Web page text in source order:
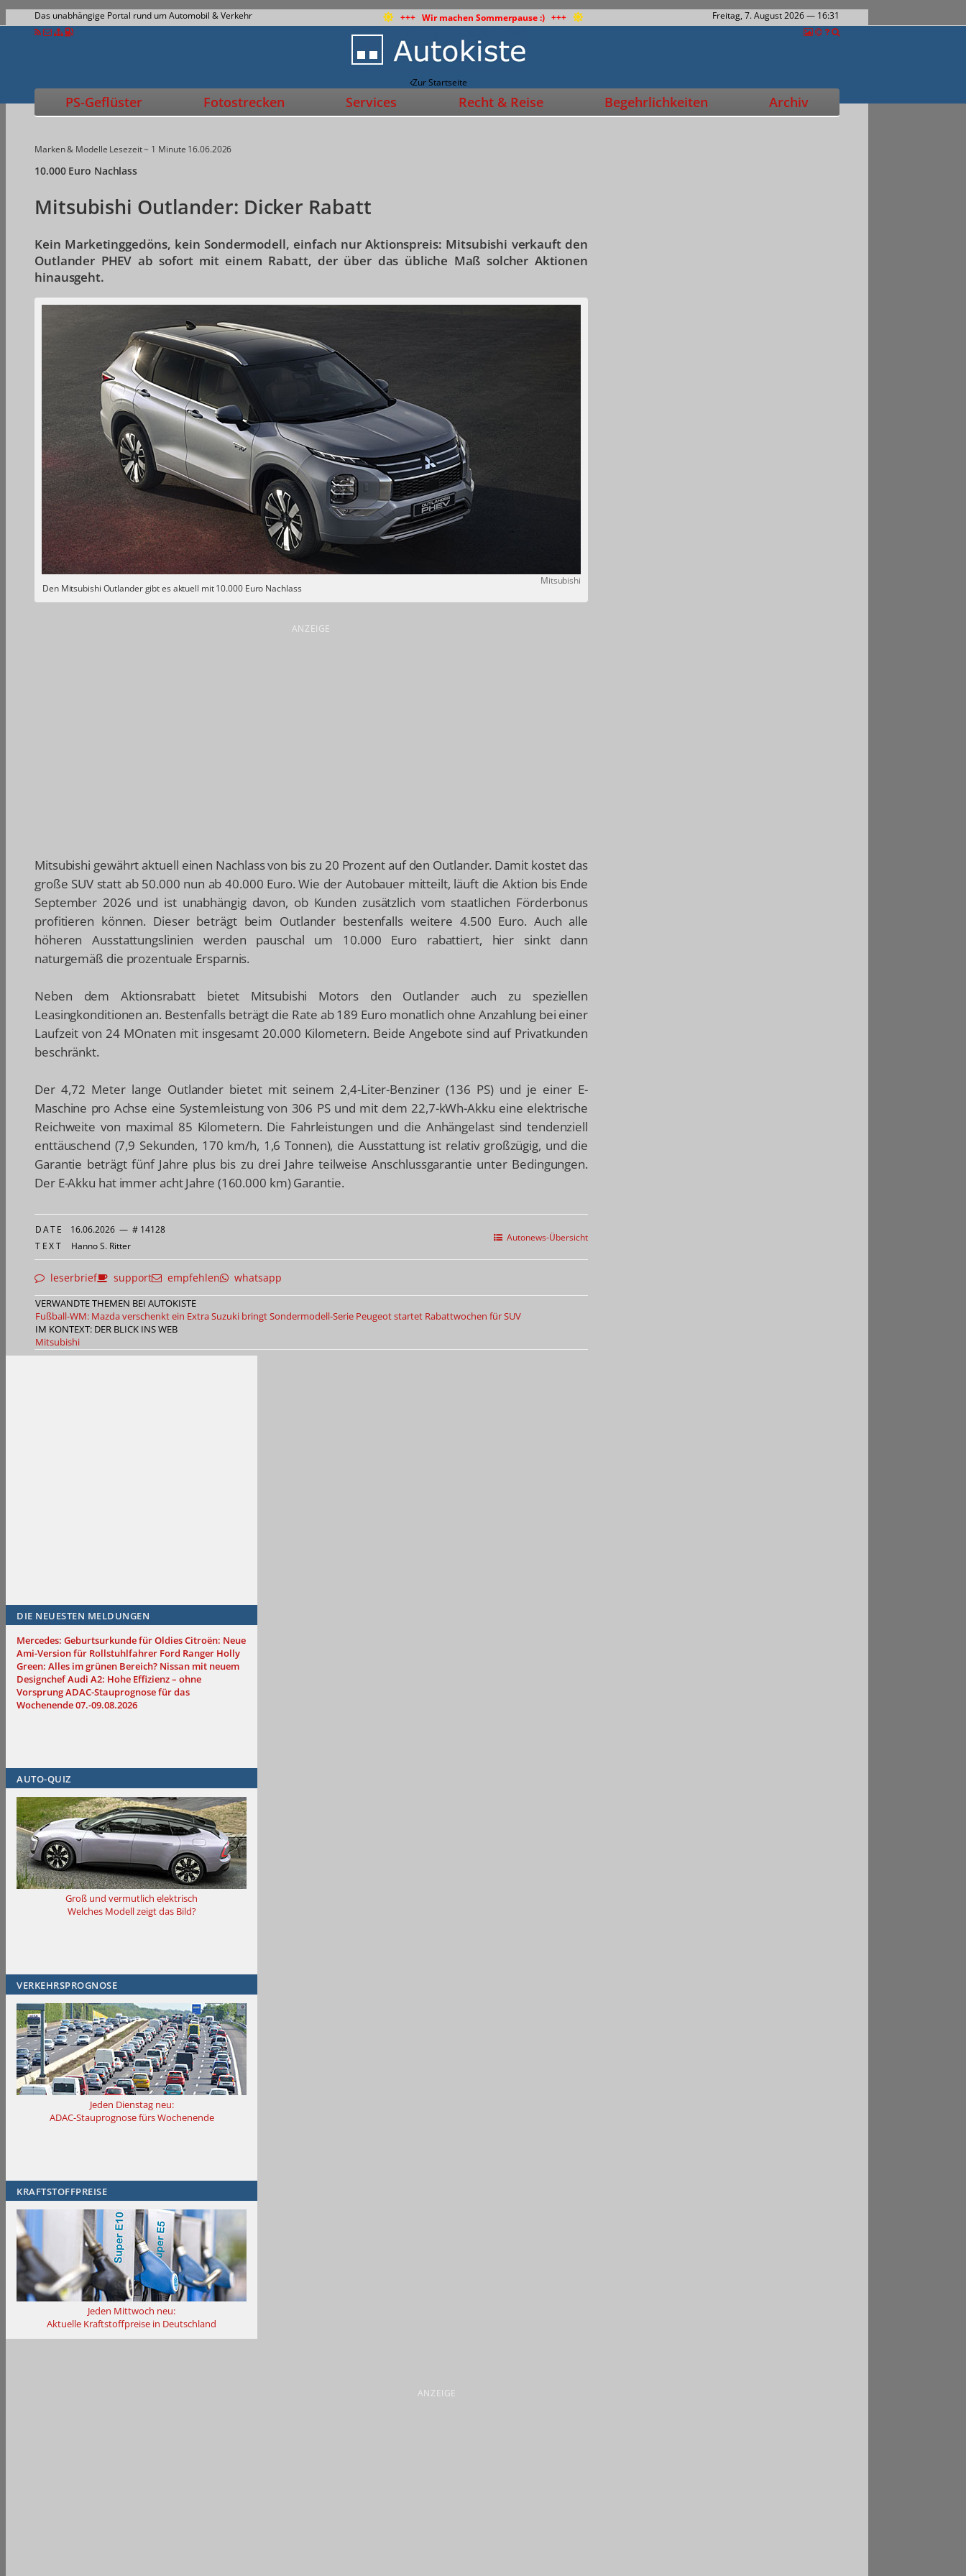
Das unabhängige Portal rund um Automobil & Verkehr +++ Wir machen Sommerpause :) +++ Freitag, 7. August 2026— 16:31
Zur Startseite
PS-Geflüster Fotostrecken Services Recht & Reise Begehrlichkeiten Archiv
Marken & Modelle Lesezeit ~ 1 Minute 16.06.2026
10.000 Euro Nachlass
Mitsubishi Outlander: Dicker Rabatt
Kein Marketinggedöns, kein Sondermodell, einfach nur Aktionspreis: Mitsubishi verkauft den
Outlander PHEV ab sofort mit einem Rabatt, der über das übliche Maß solcher Aktionen
hinausgeht.
Mitsubishi
Den Mitsubishi Outlander gibt es aktuell mit 10.000 Euro Nachlass
ANZEIGE
Mitsubishi gewährt aktuell einen Nachlass von bis zu 20 Prozent auf den Outlander. Damit kostet das
große SUV statt ab 50.000 nun ab 40.000 Euro. Wie der Autobauer mitteilt, läuft die Aktion bis Ende
September 2026 und ist unabhängig davon, ob Kunden zusätzlich vom staatlichen Förderbonus
profitieren können. Dieser beträgt beim Outlander bestenfalls weitere 4.500 Euro. Auch alle
höheren Ausstattungslinien werden pauschal um 10.000 Euro rabattiert, hier sinkt dann
naturgemäß die prozentuale Ersparnis.
Neben dem Aktionsrabatt bietet Mitsubishi Motors den Outlander auch zu speziellen
Leasingkonditionen an. Bestenfalls beträgt die Rate ab 189 Euro monatlich ohne Anzahlung bei einer
Laufzeit von 24 MOnaten mit insgesamt 20.000 Kilometern. Beide Angebote sind auf Privatkunden
beschränkt.
Der 4,72 Meter lange Outlander bietet mit seinem 2,4-Liter-Benziner (136 PS) und je einer E-
Maschine pro Achse eine Systemleistung von 306 PS und mit dem 22,7-kWh-Akku eine elektrische
Reichweite von maximal 85 Kilometern. Die Fahrleistungen und die Anhängelast sind tendenziell
enttäuschend (7,9 Sekunden, 170 km/h, 1,6 Tonnen), die Ausstattung ist relativ großzügig, und die
Garantie beträgt fünf Jahre plus bis zu drei Jahre teilweise Anschlussgarantie unter Bedingungen.
Der E-Akku hat immer acht Jahre (160.000 km) Garantie.
Autonews-Übersicht
DATE 16.06.2026 — # 14128
TEXT Hanno S. Ritter
leserbrief support empfehlen whatsapp
VERWANDTE THEMEN BEI AUTOKISTE
Fußball-WM: Mazda verschenkt ein ExtraSuzuki bringt Sondermodell-Serie Peugeot startet Rabattwochen für SUV
IM KONTEXT: DER BLICK INS WEB
Mitsubishi
DIE NEUESTEN MELDUNGEN
Mercedes: Geburtsurkunde für OldiesCitroën: Neue
Ami-Version für Rollstuhlfahrer Ford Ranger Holly
Green: Alles im grünen Bereich? Nissan mit neuem
DesignchefAudi A2: Hohe Effizienz – ohne
VorsprungADAC-Stauprognose für das
Wochenende 07.-09.08.2026
AUTO-QUIZ
Groß und vermutlich elektrisch
Welches Modell zeigt das Bild?
VERKEHRSPROGNOSE
Jeden Dienstag neu:
ADAC-Stauprognose fürs Wochenende
KRAFTSTOFFPREISE
Jeden Mittwoch neu:
Aktuelle Kraftstoffpreise in Deutschland
ANZEIGE